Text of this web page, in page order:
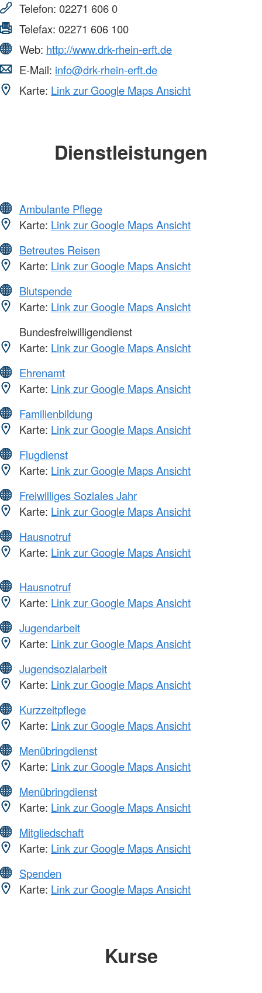
Telefon: 02271 606 0
Telefax: 02271 606 100
Web: http://www.drk-rhein-erft.de
E-Mail: info@drk-rhein-erft.de
Karte: Link zur Google Maps Ansicht
Dienstleistungen
Ambulante Pflege
Karte: Link zur Google Maps Ansicht
Betreutes Reisen
Karte: Link zur Google Maps Ansicht
Blutspende
Karte: Link zur Google Maps Ansicht
Bundesfreiwilligendienst
Karte: Link zur Google Maps Ansicht
Ehrenamt
Karte: Link zur Google Maps Ansicht
Familienbildung
Karte: Link zur Google Maps Ansicht
Flugdienst
Karte: Link zur Google Maps Ansicht
Freiwilliges Soziales Jahr
Karte: Link zur Google Maps Ansicht
Hausnotruf
Karte: Link zur Google Maps Ansicht
Hausnotruf
Karte: Link zur Google Maps Ansicht
Jugendarbeit
Karte: Link zur Google Maps Ansicht
Jugendsozialarbeit
Karte: Link zur Google Maps Ansicht
Kurzzeitpflege
Karte: Link zur Google Maps Ansicht
Menübringdienst
Karte: Link zur Google Maps Ansicht
Menübringdienst
Karte: Link zur Google Maps Ansicht
Mitgliedschaft
Karte: Link zur Google Maps Ansicht
Spenden
Karte: Link zur Google Maps Ansicht
Kurse